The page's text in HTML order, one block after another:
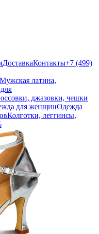
ДоставкаКонтакты+7 (499)
Мужская латина,
джазовки, чешки
для женщинОдежда
Колготки, леггинсы,